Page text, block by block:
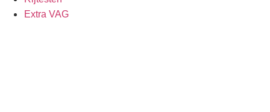
Extra VAG